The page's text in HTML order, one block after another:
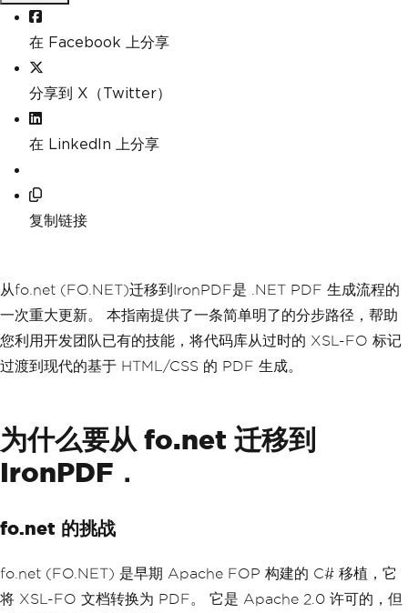
在 Facebook 上分享
分享到 X（Twitter）
在 LinkedIn 上分享
复制链接
从fo.net (FO.NET)迁移到IronPDF是 .NET PDF 生成流程的
一次重大更新。 本指南提供了一条简单明了的分步路径，帮助
您利用开发团队已有的技能，将代码库从过时的 XSL-FO 标记
过渡到现代的基于 HTML/CSS 的 PDF 生成。
为什么要从 fo.net 迁移到
IronPDF．
fo.net 的挑战
fo.net (FO.NET) 是早期 Apache FOP 构建的 C# 移植，它
将 XSL-FO 文档转换为 PDF。 它是 Apache 2.0 许可的，但